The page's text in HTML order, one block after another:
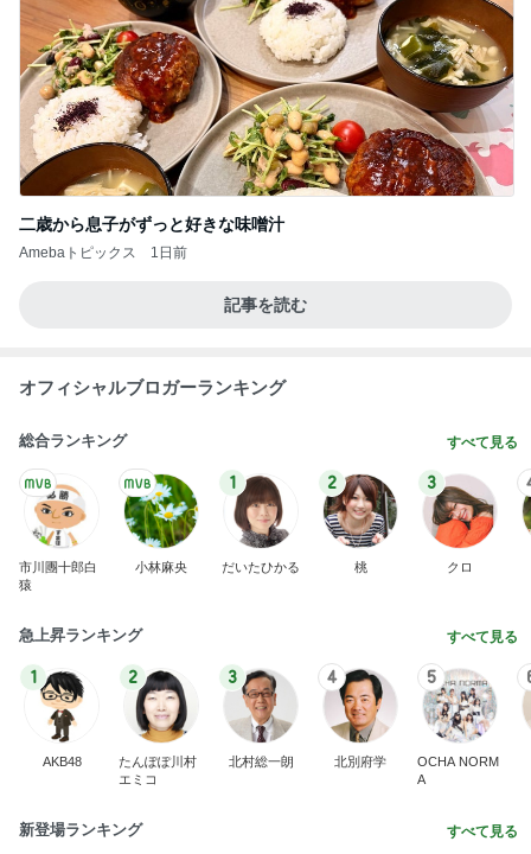
二歳から息子がずっと好きな味噌汁
Amebaトピックス 1日前
記事を読む
オフィシャルブロガーランキング
総合ランキング すべて見る
市川團十郎白
猿
小林麻央
1
だいたひかる
2
桃
3
クロ
急上昇ランキング すべて見る
1
AKB48
2
たんぽぽ川村
エミコ
3
北村総一朗
4
北別府学
5
OCHA NORM
A
新登場ランキング すべて見る